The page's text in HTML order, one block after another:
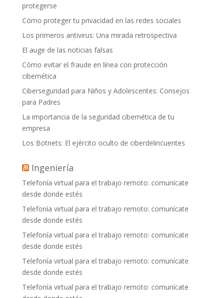
protegerse
Cómo proteger tu privacidad en las redes sociales
Los primeros antivirus: Una mirada retrospectiva
El auge de las noticias falsas
Cómo evitar el fraude en línea con protección
cibernética
Ciberseguridad para Niños y Adolescentes: Consejos
para Padres
La importancia de la seguridad cibernética de tu
empresa
Los Botnets: El ejército oculto de ciberdelincuentes
Ingeniería
Telefonía virtual para el trabajo remoto: comunícate
desde donde estés
Telefonía virtual para el trabajo remoto: comunícate
desde donde estés
Telefonía virtual para el trabajo remoto: comunícate
desde donde estés
Telefonía virtual para el trabajo remoto: comunícate
desde donde estés
Telefonía virtual para el trabajo remoto: comunícate